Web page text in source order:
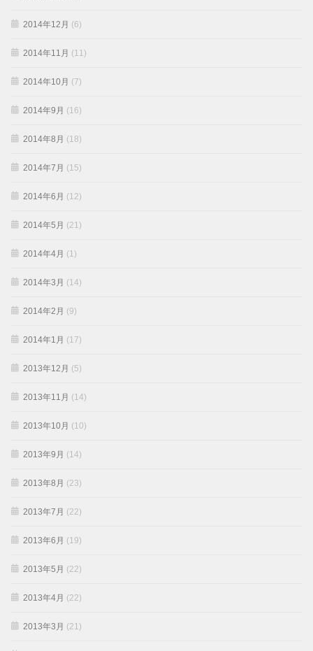
2014年12月 (6)
2014年11月 (11)
2014年10月 (7)
2014年9月 (16)
2014年8月 (18)
2014年7月 (15)
2014年6月 (12)
2014年5月 (21)
2014年4月 (1)
2014年3月 (14)
2014年2月 (9)
2014年1月 (17)
2013年12月 (5)
2013年11月 (14)
2013年10月 (10)
2013年9月 (14)
2013年8月 (23)
2013年7月 (22)
2013年6月 (19)
2013年5月 (22)
2013年4月 (22)
2013年3月 (21)